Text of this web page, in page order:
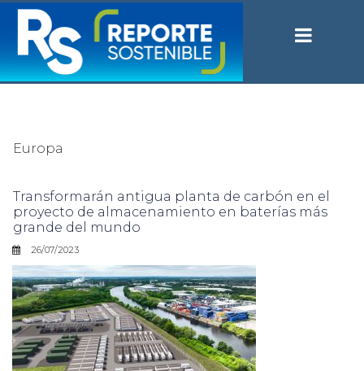
Europa
Transformarán antigua planta de carbón en el
proyecto de almacenamiento en baterías más
grande del mundo
26/07/2023